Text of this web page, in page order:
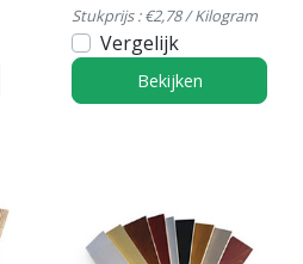
Stukprijs : €2,78 / Kilogram
Vergelijk
Bekijken